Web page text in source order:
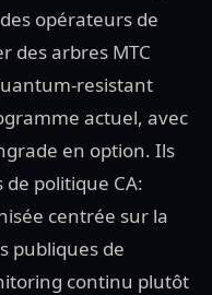
opérateurs de
des arbres MTC
resistant
actuel, avec
en option. Ils
politique CA:
centrée sur la
publiques de
continu plutôt